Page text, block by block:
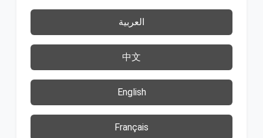
العربية
中文
English
Français